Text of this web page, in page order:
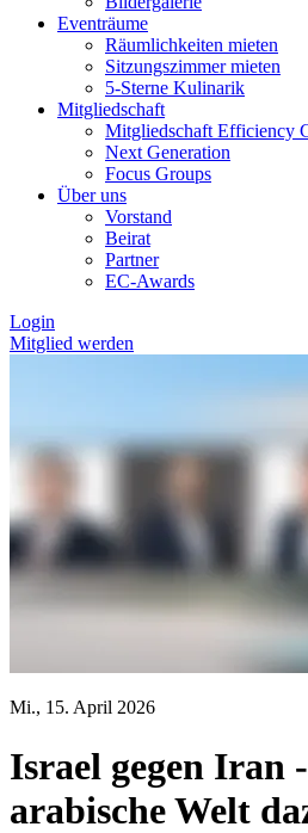
Eventräume
Räumlichkeiten mieten
Sitzungszimmer mieten
5-Sterne Kulinarik
Mitgliedschaft
Mitgliedschaft Efficiency
Next Generation
Focus Groups
Über uns
Vorstand
Beirat
Partner
EC-Awards
Login
Mitglied werden
Mi., 15. April 2026
Israel gegen Iran
arabische Welt